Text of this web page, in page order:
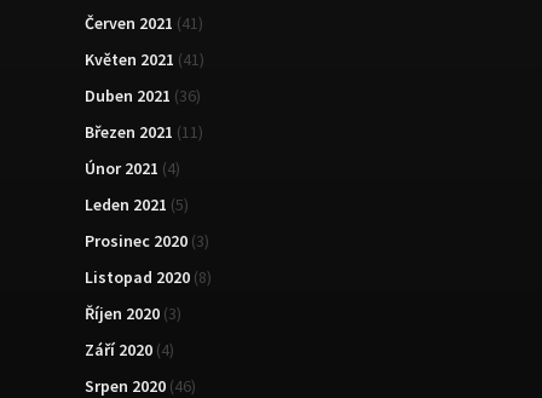
Červen 2021 (41)
Květen 2021 (41)
Duben 2021 (36)
Březen 2021 (11)
Únor 2021 (4)
Leden 2021 (5)
Prosinec 2020 (3)
Listopad 2020 (8)
Říjen 2020 (3)
Září 2020 (4)
Srpen 2020 (46)